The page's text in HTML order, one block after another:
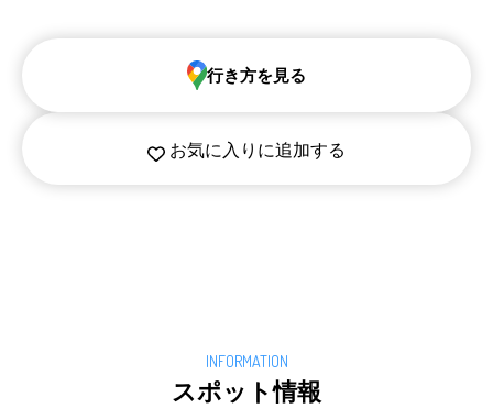
お気に入りに追加する
行き方を見る
スポット情報